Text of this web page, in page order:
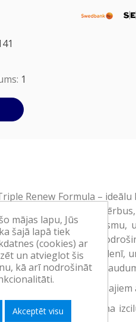
1
Renew Formula –
saudzīgi iztīra
un nevainojamu virsmu,
aromātu, kas
aukstā, gan karstā ūdenī,
izmantot dažādu
šķiedras. Visiem tumšajiem
līdzekli, kas nodrošina
mājas lapu, Jūs
šajā lapā tiek
(cookies) ar
un atvieglot šis
kā arī nodrošināt
Akceptēt visu